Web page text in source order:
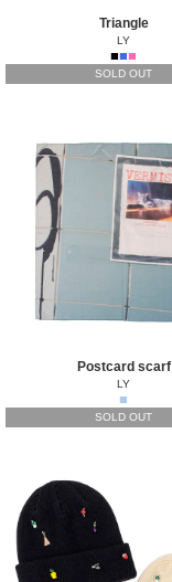
Triangle
LY
■■■
SOLD OUT
Postcard scarf
LY
■
SOLD OUT